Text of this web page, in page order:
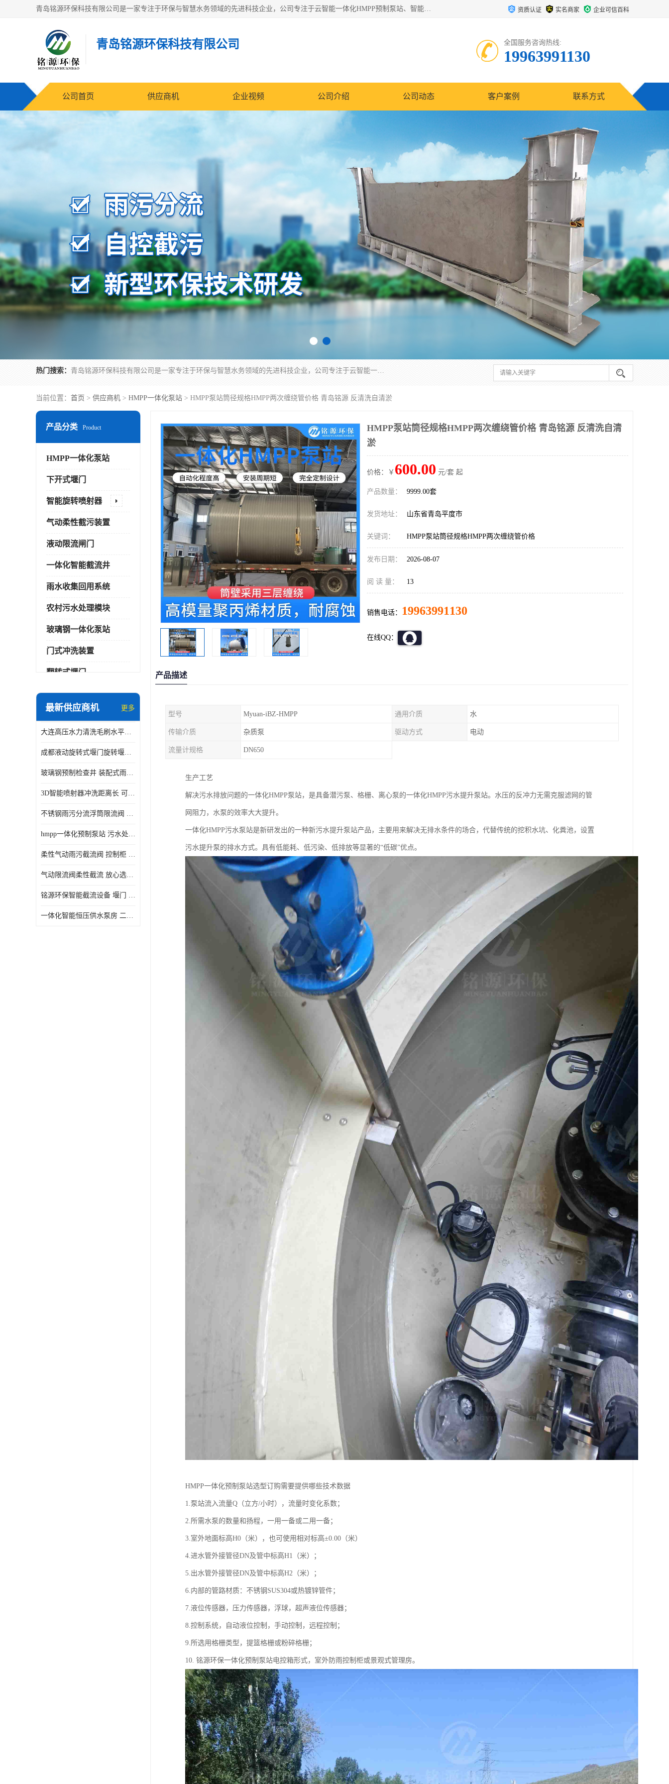
青岛铭源环保科技有限公司是一家专注于环保与智慧水务领域的先进科技企业，公司专注于云智能一体化HMPP预制泵站、智能截流井设备、调蓄池雨洪管理设备、水务循环利用、云智慧水务开发及新型环保技术研发等领域。 资质认证 实名商家 企业可信百科
青岛铭源环保科技有限公司 全国服务咨询热线:
19963991130
公司首页 供应商机 企业视频 公司介绍 公司动态 客户案例 联系方式
热门搜索： 青岛铭源环保科技有限公司是一家专注于环保与智慧水务领域的先进科技企业，公司专注于云智能一体化HMPP预制泵站、智能截流井设备、调蓄池雨洪管理设备、水务循环利用、云智慧水务开发及新型环保技术研发等领域。
当前位置： 首页 > 供应商机 > HMPP一体化泵站 > HMPP泵站筒径规格HMPP两次缠绕管价格 青岛铭源 反清洗自清淤
产品分类 Product
HMPP一体化泵站
下开式堰门
智能旋转喷射器
气动柔性截污装置
液动限流闸门
一体化智能截流井
雨水收集回用系统
农村污水处理模块
玻璃钢一体化泵站
门式冲洗装置
翻转式堰门
智能一体化雨水泵站
智能一体化供水泵房
智能一体化净水设备
最新供应商机 更多
大连高压水力清洗毛刷水平自清洁滚刷 水力自动冲洗系统 水力清洗
成都液动旋转式堰门旋转堰门 自动控制 SUS304
玻璃钢预制检查井 装配式雨水污水井 初期弃流井 源头厂家
3D智能喷射器冲洗距离长 可270度旋转 高强度水压远距离喷洗
不锈钢雨污分流浮筒限流阀 DN150-DN1000 品质可信
hmpp一体化预制泵站 污水处理系统 乡镇学校市政排水 厂家供应
柔性气动雨污截流阀 控制柜 远程控制安全性高检修方便
气动限流阀柔性截流 放心选购 控源截污铭源环保
铭源环保智能截流设备 堰门 铸铁调节闸门作用 源头商家 可定制
一体化智能恒压供水泵房 二次加压供水设备户外智慧泵房
HMPP泵站筒径规格HMPP两次缠绕管价格 青岛铭源 反清洗自清
淤
价格：￥ 600.00 元/套 起
产品数量： 9999.00套
发货地址： 山东省青岛平度市
关键词： HMPP泵站筒径规格HMPP两次缠绕管价格
发布日期： 2026-08-07
阅 读 量： 13
销售电话： 19963991130
在线QQ：
产品描述
型号 Myuan-iBZ-HMPP 通用介质 水
传输介质 杂质泵 驱动方式 电动
流量计规格 DN650
生产工艺
解决污水排放问题的一体化HMPP泵站，是具备潜污泵、格栅、离心泵的一体化HMPP污水提升泵站。水压的反冲力无需克服滤网的管
网阻力，水泵的效率大大提升。
一体化HMPP污水泵站是新研发出的一种新污水提升泵站产品，主要用来解决无排水条件的场合，代替传统的挖积水坑、化粪池，设置
污水提升泵的排水方式。具有低能耗、低污染、低排放等显著的“低碳”优点。
HMPP一体化预制泵站选型订购需要提供哪些技术数据
1.泵站流入流量Q（立方/小时），流量时变化系数；
2.所需水泵的数量和扬程，一用一备或二用一备；
3.室外地面标高H0（米），也可使用相对标高±0.00（米）
4.进水管外接管径DN及管中标高H1（米）；
5.出水管外接管径DN及管中标高H2（米）；
6.内部的管路材质：不锈钢SUS304或热镀锌管件；
7.液位传感器，压力传感器，浮球，超声液位传感器；
8.控制系统，自动液位控制，手动控制，远程控制；
9.所选用格栅类型，提篮格栅或粉碎格栅；
10. 铭源环保一体化预制泵站电控箱形式，室外防雨控制柜或景观式管理房。